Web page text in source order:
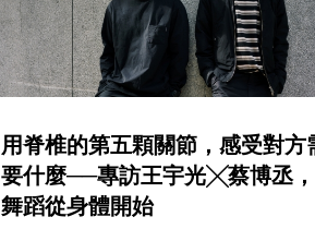
用脊椎的第五顆關節，感受對方
要什麼──專訪王宇光╳蔡博丞，
舞蹈從身體開始